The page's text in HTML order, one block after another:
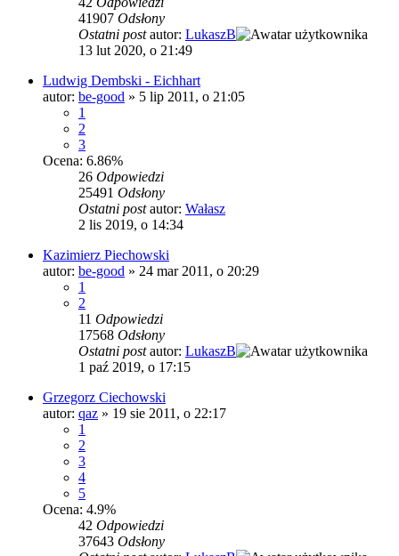
41907 Odsłony
Ostatni postautor: LukaszB
13 lut 2020, o 21:49
Ludwig Dembski - Eichhart
autor: be-good » 5 lip 2011, o 21:05
1
2
3
Ocena: 6.86%
26 Odpowiedzi
25491 Odsłony
Ostatni postautor: Wałasz
2 lis 2019, o 14:34
Kazimierz Piechowski
autor: be-good » 24 mar 2011, o 20:29
1
2
11 Odpowiedzi
17568 Odsłony
Ostatni postautor: LukaszB
1 paź 2019, o 17:15
Grzegorz Ciechowski
autor: qaz » 19 sie 2011, o 22:17
1
2
3
4
5
Ocena: 4.9%
42 Odpowiedzi
37643 Odsłony